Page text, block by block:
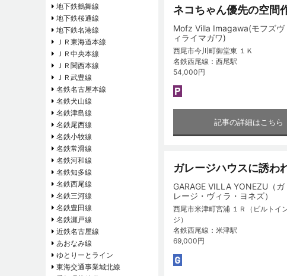
ネコちゃん優先の空間
Mofz Villa Imagawa(モフズヴ
ィライマガワ)
西尾市今川町御堂東 １Ｋ
名鉄西尾線：西尾駅
54,000円
記事の詳細はこちら
ガレージハウスに誘わ
GARAGE VILLA YONEZU（ガ
レージ・ヴィラ・ヨネズ）
西尾市米津町宮浦 １Ｒ（ビルトイ
ジ）
名鉄西尾線：米津駅
69,000円
地下鉄鶴舞線
地下鉄桜通線
地下鉄名港線
ＪＲ東海道本線
ＪＲ中央本線
ＪＲ関西本線
ＪＲ武豊線
名鉄名古屋本線
名鉄犬山線
名鉄津島線
名鉄尾西線
名鉄小牧線
名鉄常滑線
名鉄河和線
名鉄知多線
名鉄西尾線
名鉄三河線
名鉄豊田線
名鉄瀬戸線
近鉄名古屋線
あおなみ線
ゆとりーとライン
東海交通事業城北線